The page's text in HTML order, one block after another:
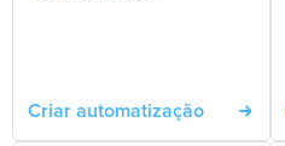
Criar automatização